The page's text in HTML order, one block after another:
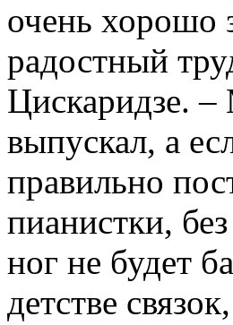
очень хорошо
радостный
Цискаридзе. –
выпускал, а
правильно
пианистки,
ног не будет
детстве